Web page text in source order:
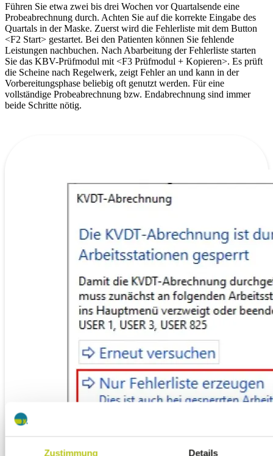
Zustimmung Details
Führen Sie etwa zwei bis drei Wochen vor Quartalsende eine
Probeabrechnung durch. Achten Sie auf die korrekte Eingabe des
Quartals in der Maske. Zuerst wird die Fehlerliste mit dem Button
<F2 Start> gestartet. Bei den Patienten können Sie fehlende
Leistungen nachbuchen. Nach Abarbeitung der Fehlerliste starten
Sie das KBV-Prüfmodul mit <F3 Prüfmodul + Kopieren>. Es prüft
die Scheine nach Regelwerk, zeigt Fehler an und kann in der
Vorbereitungsphase beliebig oft genutzt werden. Für eine
vollständige Probeabrechnung bzw. Endabrechnung sind immer
beide Schritte nötig.